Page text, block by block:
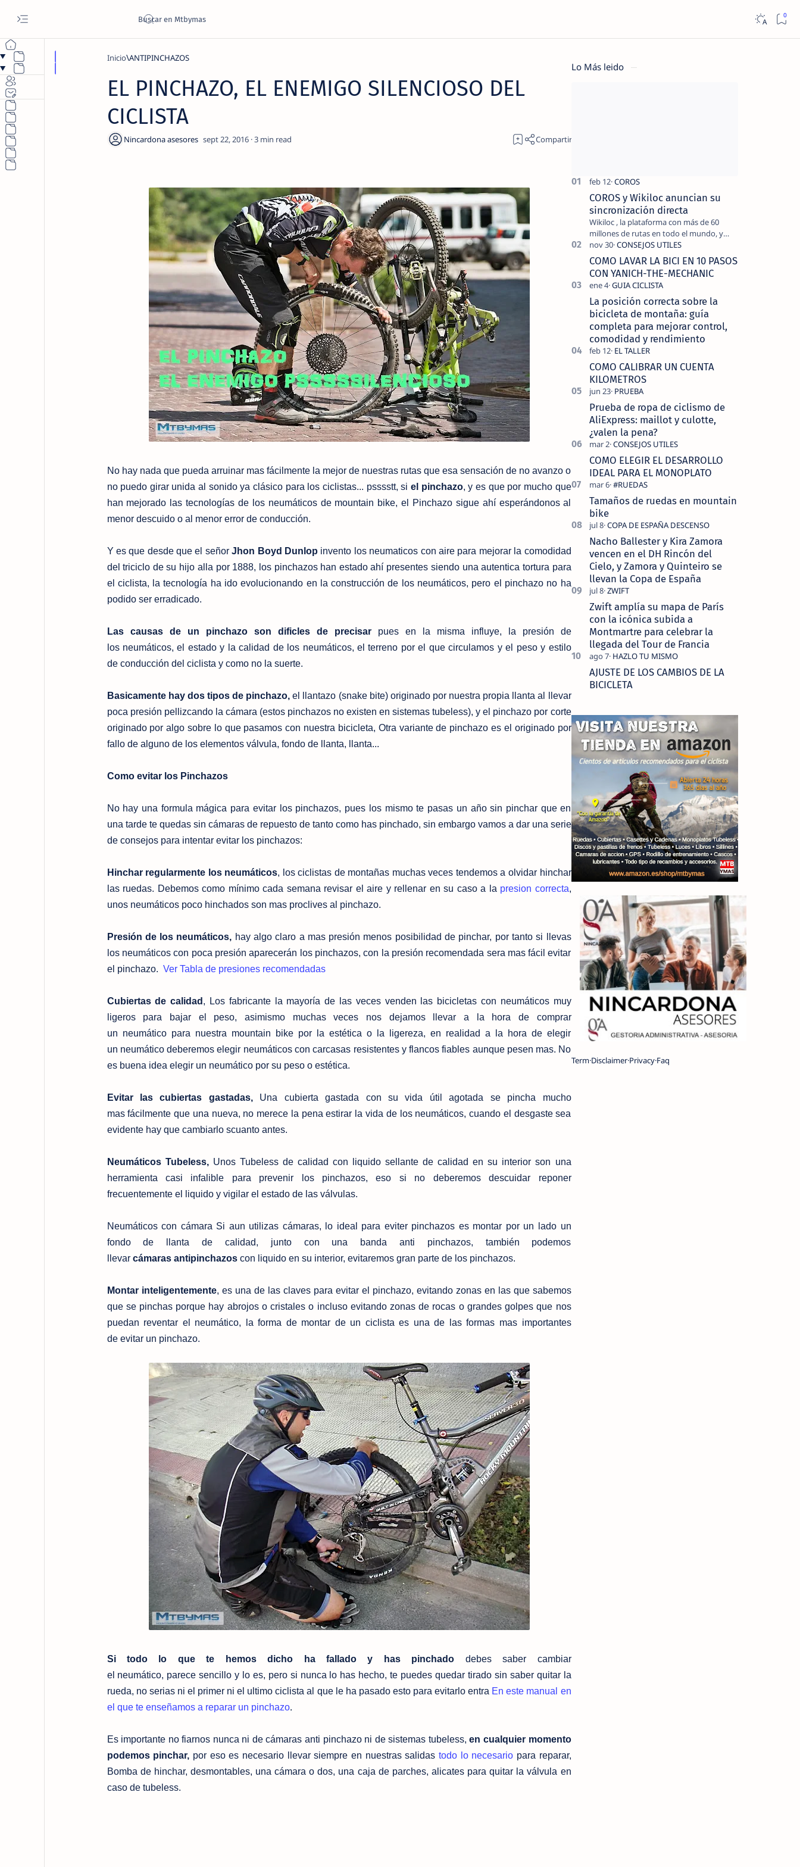
Inicio ANTIPINCHAZOS
EL PINCHAZO, EL ENEMIGO SILENCIOSO DEL
CICLISTA
3
No hay nada que pueda arruinar mas fácilmente la mejor de nuestras rutas que esa sensación de no avanzo o
no puedo girar unida al sonido ya clásico para los ciclistas... psssstt, si el pinchazo, y es que por mucho que
han mejorado las tecnologías de los neumáticos de mountain bike, el Pinchazo sigue ahí esperándonos al
menor descuido o al menor error de conducción.
Y es que desde que el señorJhon Boyd Dunlop invento los neumaticos con aire para mejorar la comodidad
del triciclo de su hijo alla por 1888, los pinchazos han estado ahí presentes siendo una autentica tortura para
el ciclista, la tecnología ha ido evolucionando en la construcción de los neumáticos, pero el pinchazo no ha
podido ser erradicado.
Las causas de un pinchazo son dificles de precisarpues en la misma influye, la presión de
los neumáticos, el estado y la calidad de los neumáticos, el terreno por el que circulamos y el peso y estilo
de conducción del ciclista y como no la suerte.
Basicamente hay dos tipos de pinchazo, el llantazo (snake bite) originado por nuestra propia llanta al llevar
poca presión pellizcando la cámara (estos pinchazos no existen en sistemas tubeless), y el pinchazo por corte
originado por algo sobre lo que pasamos con nuestra bicicleta, Otra variante de pinchazo es el originado por
fallo de alguno de los elementos válvula, fondo de llanta, llanta...
Como evitar los Pinchazos
No hay una formula mágica para evitar los pinchazos, pues los mismo te pasas un año sin pinchar que en
una tarde te quedas sin cámaras de repuesto de tanto como has pinchado, sin embargo vamos a dar una serie
de consejos para intentar evitar los pinchazos:
Hinchar regularmente los neumáticos, los ciclistas de montañas muchas veces tendemos a olvidar hinchar
las ruedas. Debemos como mínimo cada semana revisar el aire y rellenar en su caso a la presion correcta,
unos neumáticos poco hinchados son mas proclives al pinchazo.
Presión de los neumáticos, hay algo claro a mas presión menos posibilidad de pinchar, por tanto si llevas
los neumáticos con poca presión aparecerán los pinchazos, con la presión recomendada sera mas fácil evitar
el pinchazo. Ver Tabla de presiones recomendadas
Cubiertas de calidad , Los fabricante la mayoría de las veces venden las bicicletas con neumáticos muy
ligeros para bajar el peso, asimismo muchas veces nos dejamos llevar a la hora de comprar
un neumático para nuestra mountain bike por la estética o la ligereza, en realidad a la hora de elegir
un neumático deberemos elegir neumáticos con carcasas resistentes y flancos fiables aunque pesen mas. No
es buena idea elegir un neumático por su peso o estética.
Evitar las cubiertas gastadas,Una cubierta gastada con su vida útil agotada se pincha mucho
mas fácilmente que una nueva, no merece la pena estirar la vida de los neumáticos, cuando el desgaste sea
evidente hay que cambiarlo scuanto antes.
Neumáticos Tubeless,Unos Tubeless de calidad con liquido sellante de calidad en su interior son una
herramienta casi infalible para prevenir los pinchazos, eso si no deberemos descuidar reponer
frecuentemente el liquido y vigilar el estado de las válvulas.
Neumáticos con cámara Si aun utilizas cámaras, lo ideal para eviter pinchazos es montar por un lado un
fondo de llanta de calidad, junto con una banda anti pinchazos, también podemos
llevar cámaras antipinchazoscon liquido en su interior, evitaremos gran parte de los pinchazos.
Montar inteligentemente, es una de las claves para evitar el pinchazo, evitando zonas en las que sabemos
que se pinchas porque hay abrojos o cristales o incluso evitando zonas de rocas o grandes golpes que nos
puedan reventar el neumático, la forma de montar de un ciclista es una de las formas mas importantes
de evitar un pinchazo.
Si todo lo que te hemos dicho ha fallado y has pinchado debes saber cambiar
el neumático, parece sencillo y lo es, pero si nunca lo has hecho, te puedes quedar tirado sin saber quitar la
rueda, no serias ni el primer ni el ultimo ciclista al que le ha pasado esto para evitarlo entra En este manual en
el que te enseñamos a reparar un pinchazo.
Es importante no fiarnos nunca ni de cámaras anti pinchazo ni de sistemas tubeless,en cualquier momento
podemos pinchar, por eso es necesario llevar siempre en nuestras salidas todo lo necesario para reparar,
Bomba de hinchar, desmontables, una cámara o dos, una caja de parches, alicates para quitar la válvula en
caso de tubeless.
Lo Más leido
COROS y Wikiloc anuncian su
sincronización directa
Wikiloc , la plataforma con más de 60
millones de rutas en todo el mundo, y
COROS , marca de dispositivos GPS
reconocida mundialmente por su
tecnolo…
COMO LAVAR LA BICI EN 10 PASOS
CON YANICH-THE-MECHANIC
La posición correcta sobre la
bicicleta de montaña: guía
completa para mejorar control,
comodidad y rendimiento
COMO CALIBRAR UN CUENTA
KILOMETROS
Prueba de ropa de ciclismo de
AliExpress: maillot y culotte,
¿valen la pena?
COMO ELEGIR EL DESARROLLO
IDEAL PARA EL MONOPLATO
Tamaños de ruedas en mountain
bike
Nacho Ballester y Kira Zamora
vencen en el DH Rincón del
Cielo, y Zamora y Quinteiro se
llevan la Copa de España
Zwift amplía su mapa de París
con la icónica subida a
Montmartre para celebrar la
llegada del Tour de Francia
AJUSTE DE LOS CAMBIOS DE LA
BICICLETA
TermDisclaimerPrivacyFaq